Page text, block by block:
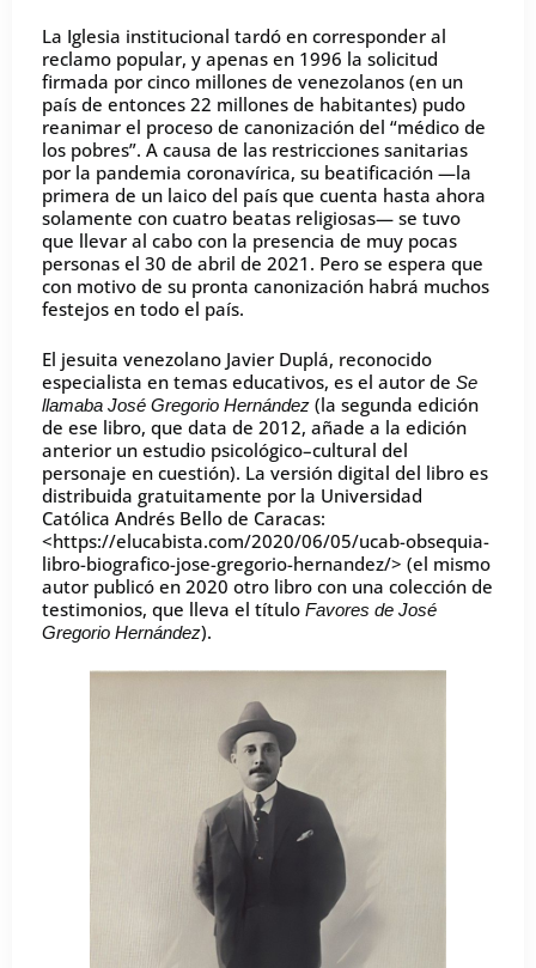
La Iglesia institucional tardó en corresponder al
reclamo popular, y apenas en 1996 la solicitud
firmada por cinco millones de venezolanos (en un
país de entonces 22 millones de habitantes) pudo
reanimar el proceso de canonización del “médico de
los pobres”. A causa de las restricciones sanitarias
por la pandemia coronavírica, su beatificación —la
primera de un laico del país que cuenta hasta ahora
solamente con cuatro beatas religiosas— se tuvo
que llevar al cabo con la presencia de muy pocas
personas el 30 de abril de 2021. Pero se espera que
con motivo de su pronta canonización habrá muchos
festejos en todo el país.
El jesuita venezolano Javier Duplá, reconocido
especialista en temas educativos, es el autor de Se
llamaba José Gregorio Hernández (la segunda edición
de ese libro, que data de 2012, añade a la edición
anterior un estudio psicológico–cultural del
personaje en cuestión). La versión digital del libro es
distribuida gratuitamente por la Universidad
Católica Andrés Bello de Caracas:
<https://elucabista.com/2020/06/05/ucab-obsequia-
libro-biografico-jose-gregorio-hernandez/> (el mismo
autor publicó en 2020 otro libro con una colección de
testimonios, que lleva el título Favores de José
Gregorio Hernández).